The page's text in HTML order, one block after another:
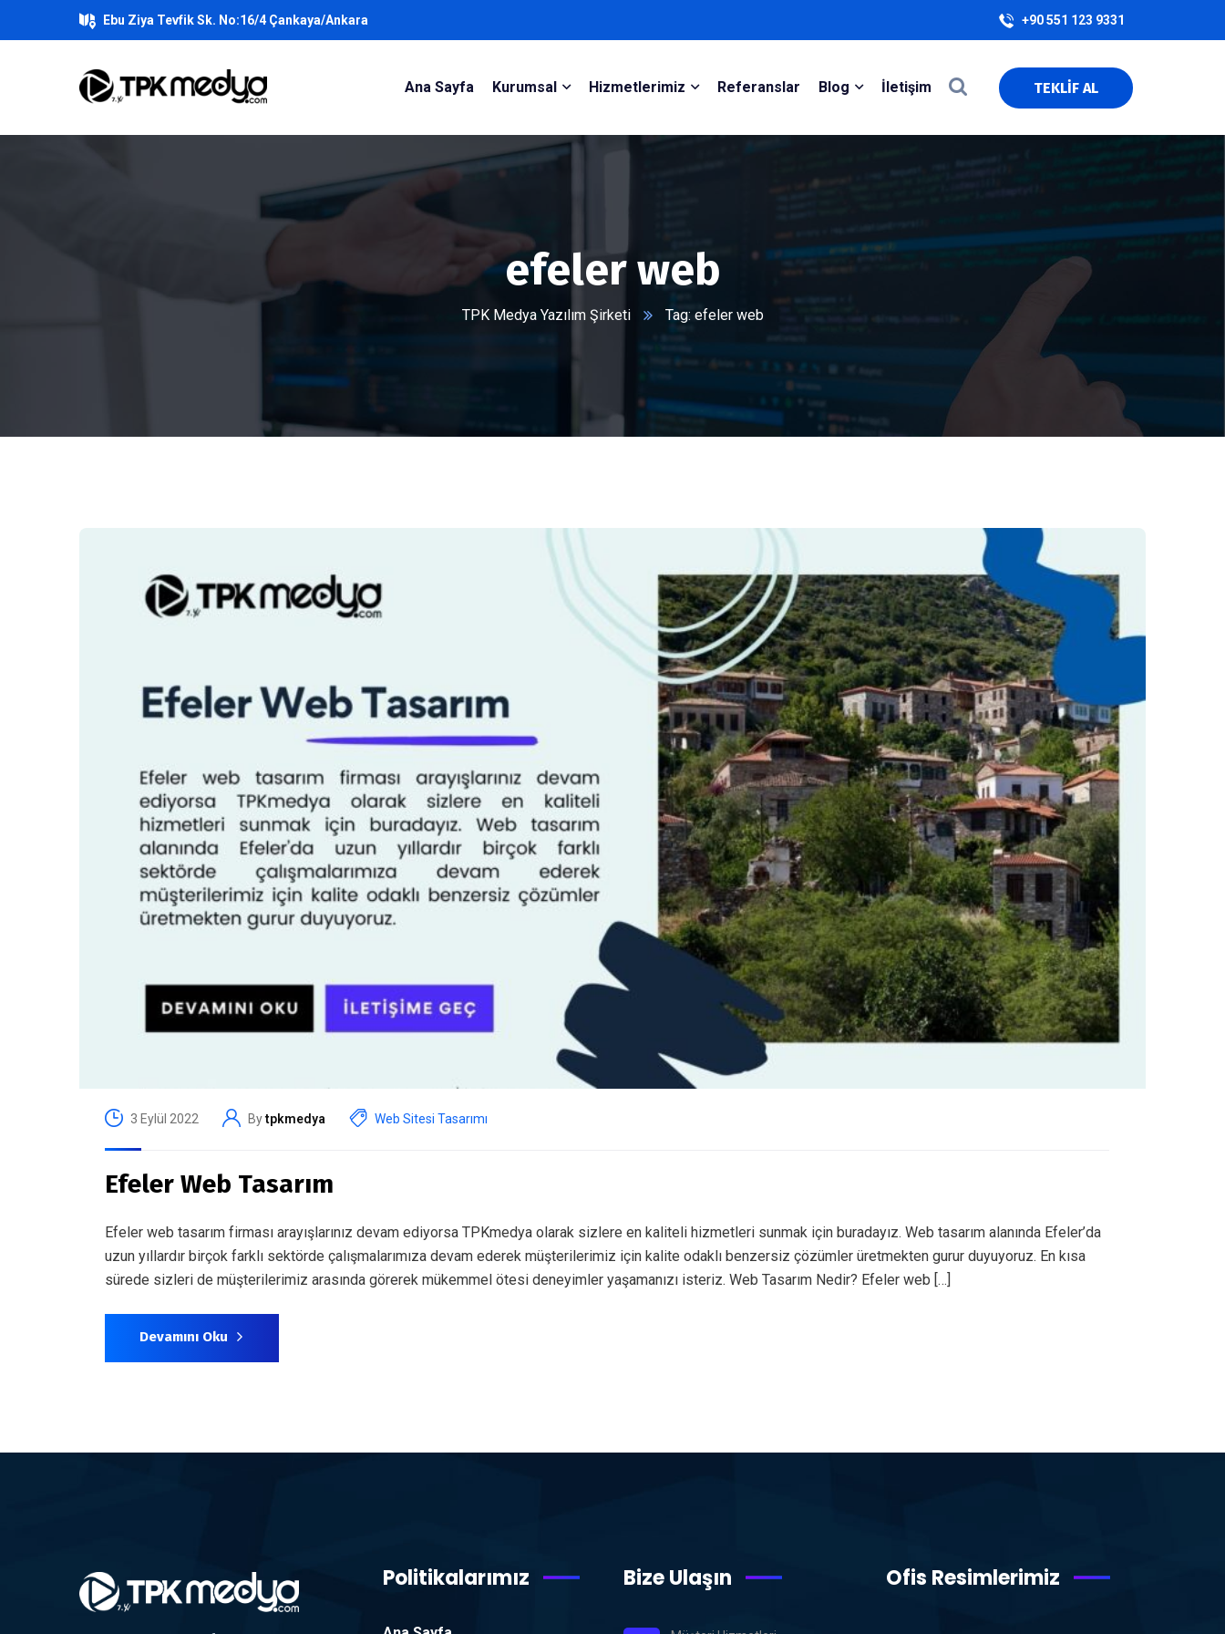
Ebu Ziya Tevfik Sk. No:16/4 Çankaya/Ankara +90 551 123 9331
Ana Sayfa Kurumsal Hizmetlerimiz Referanslar Blog İletişim TEKLİF AL
efeler web
TPK Medya Yazılım Şirketi Tag: efeler web
3 Eylül 2022 Bytpkmedya Web Sitesi Tasarımı
Efeler Web Tasarım
Efeler web tasarım firması arayışlarınız devam ediyorsa TPKmedya olarak sizlere en kaliteli hizmetleri sunmak için buradayız. Web tasarım alanında Efeler’da
uzun yıllardır birçok farklı sektörde çalışmalarımıza devam ederek müşterilerimiz için kalite odaklı benzersiz çözümler üretmekten gurur duyuyoruz. En kısa
sürede sizleri de müşterilerimiz arasında görerek mükemmel ötesi deneyimler yaşamanızı isteriz. Web Tasarım Nedir? Efeler web […]
Devamını Oku
Politikalarımız Bize Ulaşın Ofis Resimlerimiz